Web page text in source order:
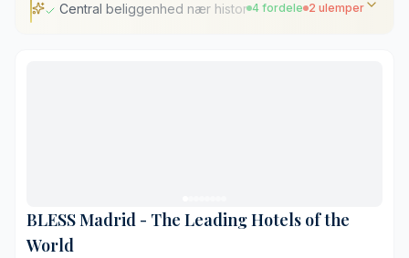
Central beliggenhed nær historiske pladser
4 fordele 2 ulemper
BLESS Madrid - The Leading Hotels of the
World